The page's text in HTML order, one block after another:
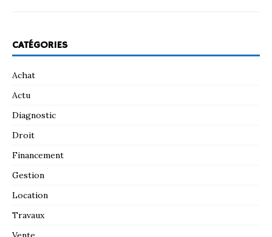
CATÉGORIES
Achat
Actu
Diagnostic
Droit
Financement
Gestion
Location
Travaux